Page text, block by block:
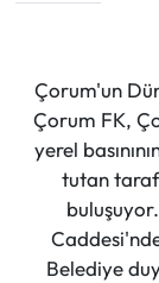
Çorum'un
Çorum FK,
yerel
tutan
Belediye